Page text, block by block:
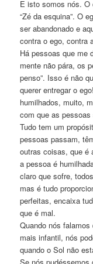
E isto somos nós. O
“Zé da esquina”. O
ser abandonado e
contra o ego, contra
Há pessoas que me
mente não pára, os
penso”. Isso é não
querer entregar o
humilhados, muito,
com que as
Tudo tem um
pessoas passam,
outras coisas, que é
a pessoa é
claro que sofre,
mas é tudo
perfeitas, encaixa
que é mal.
Quando nós
mais infantil, nós
quando o Sol não